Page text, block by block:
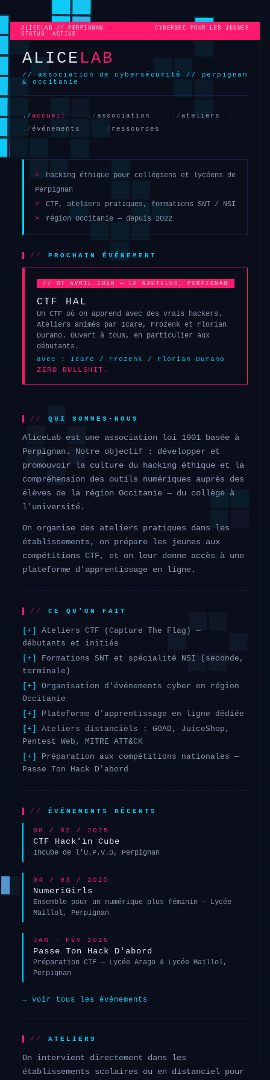
ALICELAB // PERPIGNAN
CYBERSEC POUR LES JEUNES
STATUS: ACTIVE
ALICE LAB
// association de cybersécurité // perpignan
& occitanie
accueil / association / ateliers
/
événements
/ ressources
>
hacking éthique pour collégiens et lycéens de
Perpignan
>
CTF, ateliers pratiques, formations SNT / NSI
>
région Occitanie — depuis 2022
PROCHAIN ÉVÉNEMENT
// 07 AVRIL 2026 — LE NAUTILUS, PERPIGNAN
CTF HAL
Un CTF où on apprend avec des vrais hackers.
Ateliers animés par Icare, Frozenk et Florian
Durano. Ouvert à tous, en particulier aux
débutants.
avec : Icare / Frozenk / Florian Durano
ZERO BULLSHIT.
QUI SOMMES-NOUS
AliceLab est une association loi 1901 basée à
Perpignan. Notre objectif : développer et
promouvoir la culture du hacking éthique et la
compréhension des outils numériques auprès des
élèves de la région Occitanie — du collège à
l'université.
On organise des ateliers pratiques dans les
établissements, on prépare les jeunes aux
compétitions CTF, et on leur donne accès à une
plateforme d'apprentissage en ligne.
CE QU'ON FAIT
Ateliers CTF (Capture The Flag) —
débutants et initiés
Formations SNT et spécialité NSI (seconde,
terminale)
Organisation d'événements cyber en région
Occitanie
Plateforme d'apprentissage en ligne dédiée
Ateliers distanciels : GOAD, JuiceShop,
Pentest Web, MITRE ATT&CK
Préparation aux compétitions nationales —
Passe Ton Hack D'abord
ÉVÉNEMENTS RÉCENTS
08 / 02 / 2025
CTF Hack'in Cube
Incube de l'U.P.V.D, Perpignan
04 / 03 / 2025
NumeriGirls
Ensemble pour un numérique plus féminin — Lycée
Maillol, Perpignan
JAN – FÉV 2025
Passe Ton Hack D'abord
Préparation CTF — Lycée Arago & Lycée Maillol,
Perpignan
voir tous les événements
ATELIERS
On intervient directement dans les
établissements scolaires ou en distanciel pour